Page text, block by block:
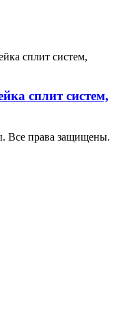
сплит систем,
Все права защищены.